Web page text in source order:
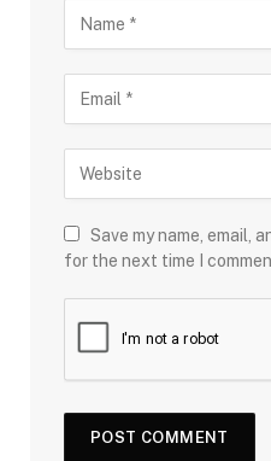
Save my name, email,
for the next time I